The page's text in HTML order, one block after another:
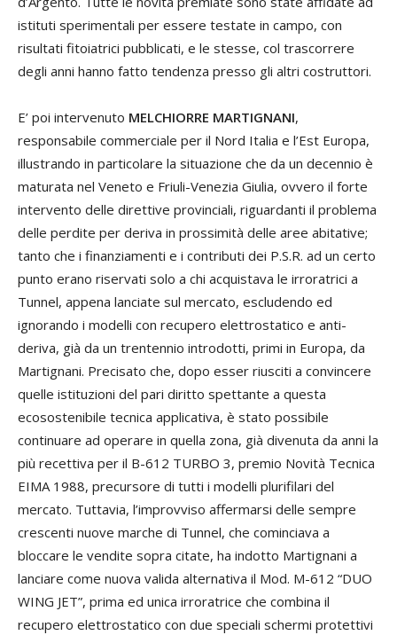
istituti sperimentali per essere testate in campo, con
risultati fitoiatrici pubblicati, e le stesse, col trascorrere
degli anni hanno fatto tendenza presso gli altri costruttori.
E’ poi intervenuto MELCHIORRE MARTIGNANI,
responsabile commerciale per il Nord Italia e l’Est Europa,
illustrando in particolare la situazione che da un decennio è
maturata nel Veneto e Friuli-Venezia Giulia, ovvero il forte
intervento delle direttive provinciali, riguardanti il problema
delle perdite per deriva in prossimità delle aree abitative;
tanto che i finanziamenti e i contributi dei P.S.R. ad un certo
punto erano riservati solo a chi acquistava le irroratrici a
Tunnel, appena lanciate sul mercato, escludendo ed
ignorando i modelli con recupero elettrostatico e anti-
deriva, già da un trentennio introdotti, primi in Europa, da
Martignani. Precisato che, dopo esser riusciti a convincere
quelle istituzioni del pari diritto spettante a questa
ecosostenibile tecnica applicativa, è stato possibile
continuare ad operare in quella zona, già divenuta da anni la
più recettiva per il B-612 TURBO 3, premio Novità Tecnica
EIMA 1988, precursore di tutti i modelli plurifilari del
mercato. Tuttavia, l’improvviso affermarsi delle sempre
crescenti nuove marche di Tunnel, che cominciava a
bloccare le vendite sopra citate, ha indotto Martignani a
lanciare come nuova valida alternativa il Mod. M-612 “DUO
WING JET”, prima ed unica irroratrice che combina il
recupero elettrostatico con due speciali schermi protettivi